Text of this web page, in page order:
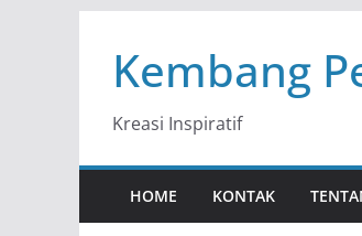
contentKembang
Kreasi Inspiratif
HOME KONTAK